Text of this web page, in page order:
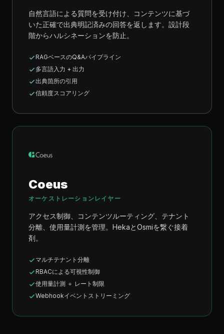
自然言語による質問を受け付け、コンテンツに基づ
いた正確で出典明記済みの回答を返します。設計段
階からハルシネーションを防止。
RAGベースのQ&Aパイプライン
多言語入力 + 出力
出典箇所の引用
信頼度スコアリング
Coeus
オーケストレーションレイヤー
アクセス制御、コンテンツルーティング、テナント
分離、使用量計測を管理。HekaとOsmiを繋ぐ接着
剤。
マルチテナント分離
RBACによる可視性制御
使用量計測 ＋ レート制限
Webhookイベントストリーミング